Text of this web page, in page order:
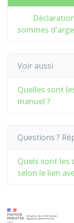
sommes
Voir aussi
Quelles sont
manuel ?
Questions ?
Quels sont les
selon le lien